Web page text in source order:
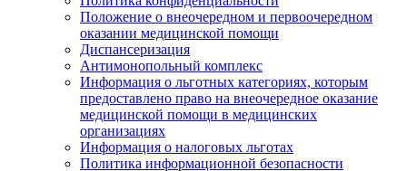
Положение о внеочередном и первоочередном
оказании медицинской помощи
Диспансеризация
Антимонопольный комплекс
Информация о льготных категориях, которым
предоставлено право на внеочередное оказание
медицинской помощи в медицинских
организациях
Информация о налоговых льготах
Политика информационной безопасности